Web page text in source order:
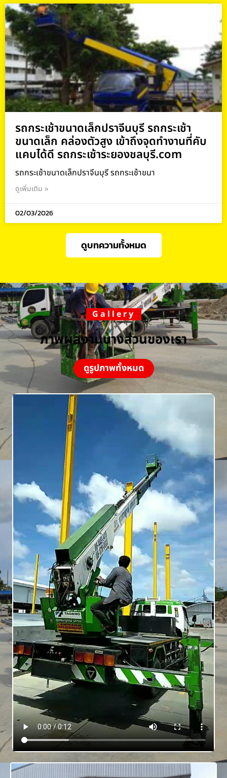
รถกระเช้าขนาดเล็กปราจีนบุรี รถกระเช้า
ขนาดเล็ก คล่องตัวสูง เข้าถึงจุดทำงานที่คับ
แคบได้ดี รถกระเช้าระยองชลบุรี.com
รถกระเช้าขนาดเล็กปราจีนบุรี รถกระเช้าขนา
ดูเพิ่มเติม »
02/03/2026
ดูบทความทั้งหมด
Gallery
ภาพผลงานบางส่วนของเรา
ดูรูปภาพทั้งหมด